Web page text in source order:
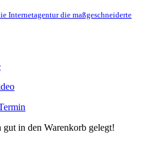
Internetagentur die maßgeschneiderte
gut in den Warenkorb gelegt!